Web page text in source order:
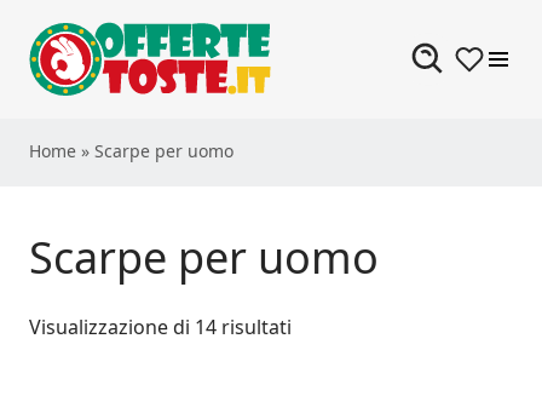
Home » Scarpe per uomo
Scarpe per uomo
Visualizzazione di 14 risultati